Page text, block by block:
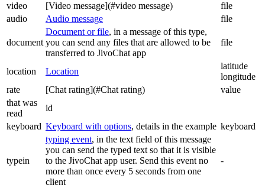
video
[Video message](#video message)
file
audio
Audio message file
document
Document or file, in a message of this type,
you can send any files that are allowed to be
transferred to JivoChat app
file
location Location
latitude
longitude
rate
[Chat rating](#Chat rating)
value
that was
read
id
keyboard Keyboard with options, details in the example keyboard
typein
typing event, in the text field of this message
you can send the typed text so that it is visible
to the JivoChat app user. Send this event no
more than once every 5 seconds from one
client
-